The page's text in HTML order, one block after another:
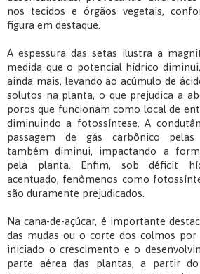
nos tecidos e órgãos vegetais,
figura em destaque.
A espessura das setas ilustra a
medida que o potencial hídrico
ainda mais, levando ao acúmulo de
solutos na planta, o que prejudica a
poros que funcionam como local de
diminuindo a fotossíntese. A
passagem de gás carbônico pelas
também diminui, impactando a
pela planta. Enfim, sob déficit
acentuado, fenômenos como
são duramente prejudicados.
Na cana-de-açúcar, é importante
das mudas ou o corte dos colmos por
iniciado o crescimento e o
parte aérea das plantas, a partir